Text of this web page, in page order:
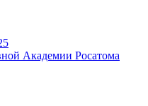
Академии Росатома